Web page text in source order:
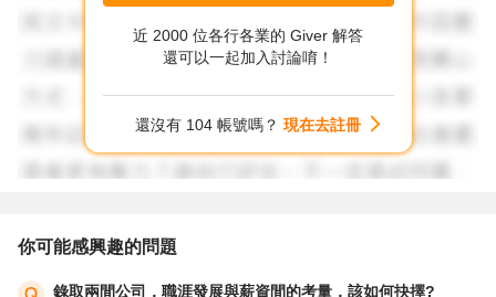
近 2000 位各行各業的 Giver 解答
還可以一起加入討論唷！
還沒有 104 帳號嗎？ 現在去註冊
你可能感興趣的問題
錄取兩間公司，職涯發展與薪資間的考量，該如何抉擇?